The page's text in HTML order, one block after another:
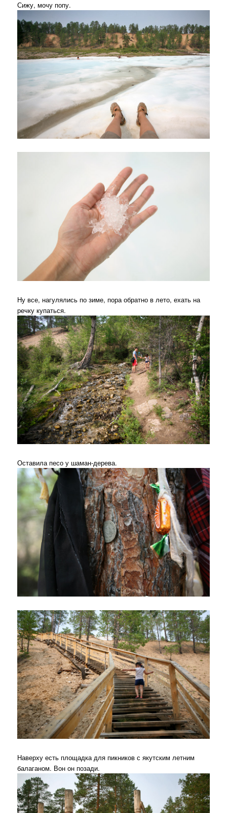
Сижу, мочу попу.
Ну все, нагулялись по зиме, пора обратно в лето, ехать на
речку купаться.
Оставила песо у шаман-дерева.
Наверху есть площадка для пикников с якутским летним
балаганом. Вон он позади.